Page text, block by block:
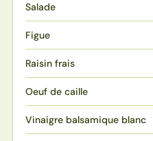
Salade
Figue
Raisin frais
Oeuf de caille
Vinaigre balsamique blanc